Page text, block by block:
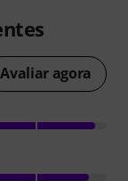
Avaliar agora